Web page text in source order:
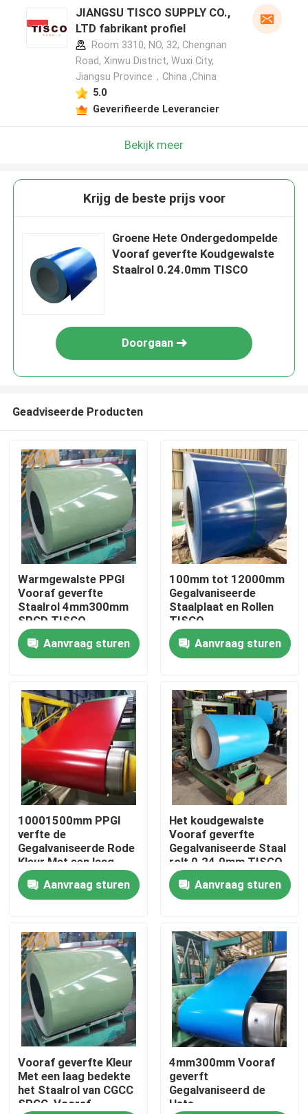
Huis
Producten
Ongeveer ons
Fabrieksreis
Kwaliteitscontrole
Contacteer ons
Verzoek om een Citaat
De Rol van het Tiscoroestvrije staal
de plaat van het roestvrij staalmetaal
Het Blad van de Koolstofstaalplaat
JIANGSU TISCO SUPPLY CO.,
LTD fabrikant profiel
Room 3310, NO, 32, Chengnan
Road, Xinwu District, Wuxi City,
Jiangsu Province，China ,China
5.0
Geverifieerde Leverancier
Bekijk meer
Krijg de beste prijs voor
Groene Hete Ondergedompelde
Vooraf geverfte Koudgewalste
Staalrol 0.24.0mm TISCO
Doorgaan
Geadviseerde Producten
Warmgewalste PPGI
Vooraf geverfte
Staalrol 4mm300mm
SPCD TISCO
Aanvraag sturen
100mm tot 12000mm
Gegalvaniseerde
Staalplaat en Rollen
TISCO
Aanvraag sturen
10001500mm PPGI
verfte de
Gegalvaniseerde Rode
Kleur Met een laag
bedekte TISCO van
Staalrollen vooraf
Aanvraag sturen
Het koudgewalste
Vooraf geverfte
Gegalvaniseerde Staal
rolt 0.24.0mm TISCO
Aanvraag sturen
Vooraf geverfte Kleur
Met een laag bedekte
het Staalrol van CGCC
SPCC, Vooraf
4mm300mm Vooraf
geverft
Gegalvaniseerd de
Hete